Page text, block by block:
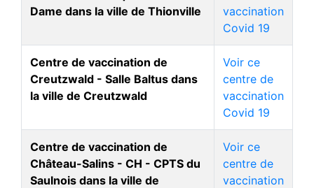
Dame dans la ville de Thionville
vaccination
Covid 19
Centre de vaccination de
Creutzwald - Salle Baltus dans
la ville de Creutzwald
Voir ce
centre de
vaccination
Covid 19
Centre de vaccination de
Château-Salins - CH - CPTS du
Saulnois dans la ville de
Voir ce
centre de
vaccination